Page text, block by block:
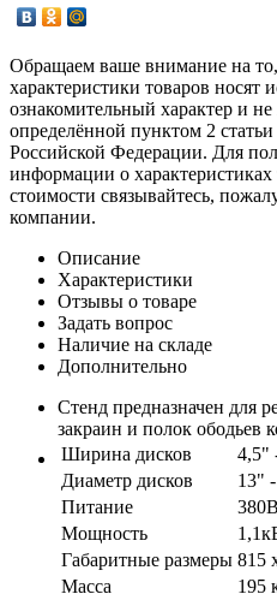
Обращаем ваше внимание на
характеристики товаров носят
ознакомительный характер и
определённой пунктом 2
Российской Федерации. Для
информации о
стоимости связывайтесь,
компании.
Описание
Характеристики
Отзывы о товаре
Задать вопрос
Наличие на складе
Дополнительно
Стенд предназначен для
закраин и полок ободьев
Ширина дисков
4,5"
Диаметр дисков
13"
Питание
380В
Мощность
Габаритные размеры 815
Масса
195